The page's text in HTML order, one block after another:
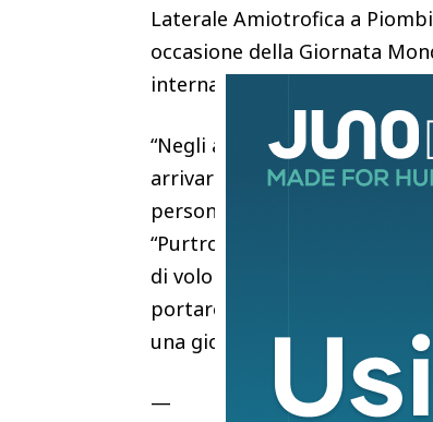
Laterale Amiotrofica a
occasione della Giornata
internazionale
“Negli anni la
arrivare alla diciottesima
persone e che coinvolge un
“Purtroppo aumentano
di volontari che, mettendo a
portare in mare non solo le
una giornata di condivisione
—